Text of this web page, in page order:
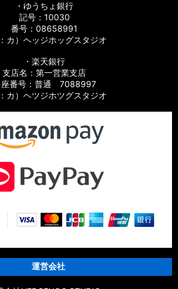
・ゆうちょ銀行
記号：10030
番号：08658991
カ）ヘッジホッグスタジオ
・楽天銀行
支店名：第一営業支店
座番号：普通 7088997
カ）ヘツジホツグスタジオ
運営会社